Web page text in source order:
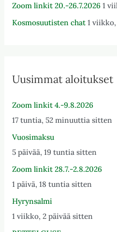
Zoom linkit 20.-26.7.2026 1
Kosmosuutisten chat 1
Uusimmat aloitukset
Zoom linkit 4.-9.8.2026
17 tuntia, 52 minuuttia sitten
Vuosimaksu
5 päivää, 19 tuntia sitten
Zoom linkit 28.7.-2.8.2026
1 päivä, 18 tuntia sitten
Hyrynsalmi
1 viikko, 2 päivää sitten